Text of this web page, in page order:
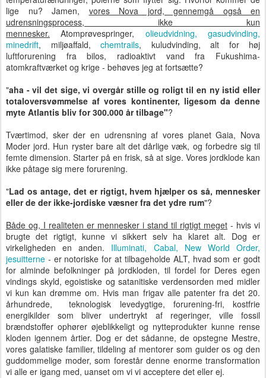
lige nu? Jamen, vores Nova jord, gennemgå også en
udrensningsprocess, ikke kun
mennesker. Atomprøvespringer, olieudvidning, gasudvinding,
minedrift, miljøaffald, chemtrails, kuludvinding, alt for høj
luftforurening fra bilos, radioaktivt vand fra Fukushima-
atomkraftværket og krige - behøves jeg at fortsætte?
"aha - vil det sige, vi overgår stille og roligt til en ny istid eller
totaloversvømmelse af vores kontinenter, ligesom da denne
myte Atlantis bliv for 300.000 år tilbage"?
Tværtimod, sker der en udrensning af vores planet Gaia, Nova
Moder jord. Hun ryster bare alt det dårlige væk, og forbedre sig til
femte dimension. Starter på en frisk, så at sige. Vores jordklode kan
ikke påtage sig mere forurening.
"Lad os antage, det er rigtigt, hvem hjælper os så, mennesker
eller de der ikke-jordiske væsner fra det ydre rum"?
Både og, I realiteten er mennesker i stand til rigtigt meget - hvis vi
brugte det rigtigt, kunne vi sikkert selv ha klaret alt. Dog er
virkeligheden en anden. Illuminati, Cabal, New World Order,
jesuitterne - er notoriske for at tilbageholde ALT, hvad som er godt
for alminde befolkninger på jordkloden, til fordel for Deres egen
vindings skyld, egoistiske og satanitiske verdensorden med midler
vi kun kan drømme om. Hvis man frigav alle patenter fra det 20.
århundrede, teknologisk levedygtige, forurening-fri, kostfrie
energikilder som bliver undertrykt af regeringer, ville fossil
brændstoffer ophører øjeblikkeligt og nytteprodukter kunne rense
kloden igennem årtier. Dog er det sådanne, de opstegne Mestre,
vores galatiske familier, tildeling af mentorer som guider os og den
guddommelige moder, som forestår denne enorme transformation
vi alle er igang med, uanset om vi vi acceptere det eller ej.